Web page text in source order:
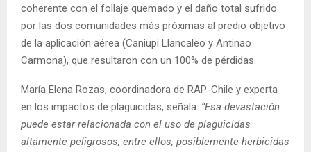
coherente con el follaje quemado y el daño total sufrido
por las dos comunidades más próximas al predio objetivo
de la aplicación aérea (Caniupi Llancaleo y Antinao
Carmona), que resultaron con un 100% de pérdidas.
María Elena Rozas, coordinadora de RAP-Chile y experta
en los impactos de plaguicidas, señala: “Esa devastación
puede estar relacionada con el uso de plaguicidas
altamente peligrosos, entre ellos, posiblemente herbicidas